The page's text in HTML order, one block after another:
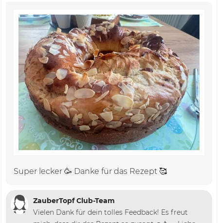
Super lecker 🥳 Danke für das Rezept 🥰
ZauberTopf Club-Team
Vielen Dank für dein tolles Feedback! Es freut